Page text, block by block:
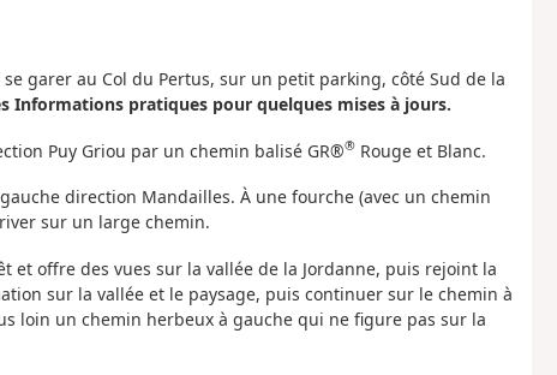
garer au Col du Pertus, sur un petit parking, côté Sud de la
Informations pratiques pour quelques mises à jours.
Puy Griou par un chemin balisé GR®®Rouge et Blanc.
direction Mandailles. À une fourche (avec un chemin
sur un large chemin.
et offre des vues sur la vallée de la Jordanne, puis rejoint la
sur la vallée et le paysage, puis continuer sur le chemin à
loin un chemin herbeux à gauche qui ne figure pas sur la